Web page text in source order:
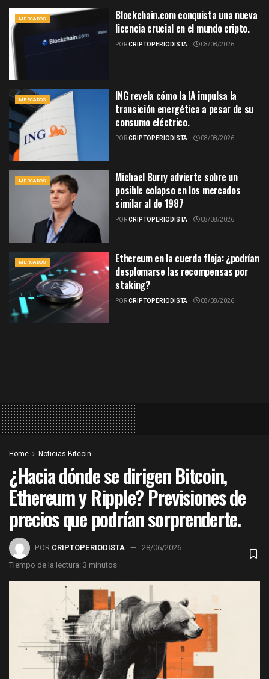
MERCADOS
Blockchain.com conquista una nueva
licencia crucial en el mundo cripto.
PORCRIPTOPERIODISTA 08/08/2026
MERCADOS
ING revela cómo la IA impulsa la
transición energética a pesar de su
consumo eléctrico.
PORCRIPTOPERIODISTA 08/08/2026
MERCADOS
Michael Burry advierte sobre un
posible colapso en los mercados
similar al de 1987
PORCRIPTOPERIODISTA 08/08/2026
MERCADOS
Ethereum en la cuerda floja: ¿podrían
desplomarse las recompensas por
staking?
PORCRIPTOPERIODISTA 08/08/2026
Home Noticias Bitcoin
¿Hacia dónde se dirigen Bitcoin,
Ethereum y Ripple? Previsiones de
precios que podrían sorprenderte.
POR CRIPTOPERIODISTA
28/06/2026
Tiempo de la lectura: 3 minutos